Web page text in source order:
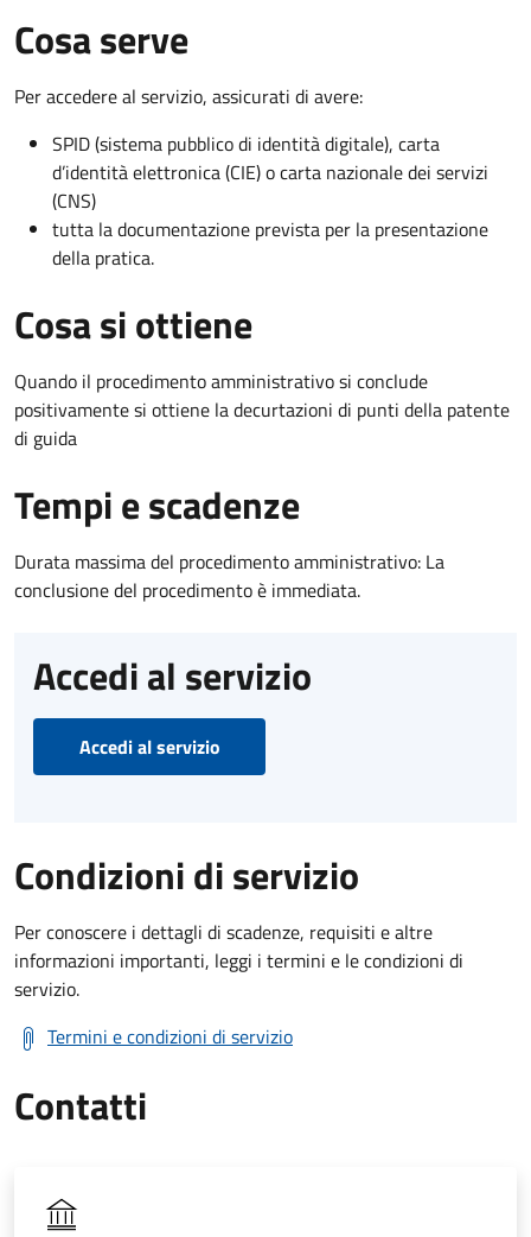
Cosa serve
Per accedere al servizio, assicurati di avere:
SPID (sistema pubblico di identità digitale), carta
d’identità elettronica (CIE) o carta nazionale dei servizi
(CNS)
tutta la documentazione prevista per la presentazione
della pratica.
Cosa si ottiene
Quando il procedimento amministrativo si conclude
positivamente si ottiene la decurtazioni di punti della patente
di guida
Tempi e scadenze
Durata massima del procedimento amministrativo: La
conclusione del procedimento è immediata.
Accedi al servizio
Accedi al servizio
Condizioni di servizio
Per conoscere i dettagli di scadenze, requisiti e altre
informazioni importanti, leggi i termini e le condizioni di
servizio.
Termini e condizioni di servizio
Contatti